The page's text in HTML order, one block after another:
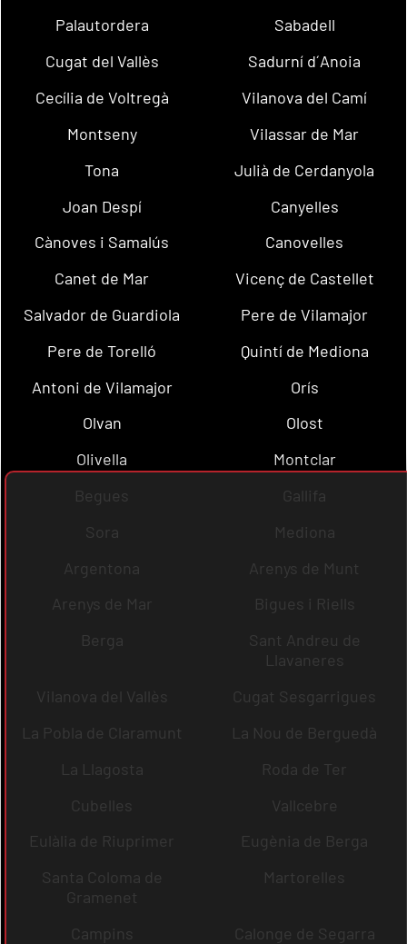
Palautordera
Sabadell
Cugat del Vallès
Sadurní d´Anoia
Cecília de Voltregà
Vilanova del Camí
Montseny
Vilassar de Mar
Tona
Julià de Cerdanyola
Joan Despí
Canyelles
Cànoves i Samalús
Canovelles
Canet de Mar
Vicenç de Castellet
Salvador de Guardiola
Pere de Vilamajor
Pere de Torelló
Quintí de Mediona
Antoni de Vilamajor
Orís
Olvan
Olost
Olivella
Montclar
Begues
Gallifa
Sora
Mediona
Argentona
Arenys de Munt
Arenys de Mar
Bigues i Riells
Berga
Sant Andreu de
Llavaneres
Vilanova del Vallès
Cugat Sesgarrigues
La Pobla de Claramunt
La Nou de Berguedà
La Llagosta
Roda de Ter
Cubelles
Vallcebre
Eulàlia de Riuprimer
Eugènia de Berga
Santa Coloma de
Gramenet
Martorelles
Campins
Calonge de Segarra